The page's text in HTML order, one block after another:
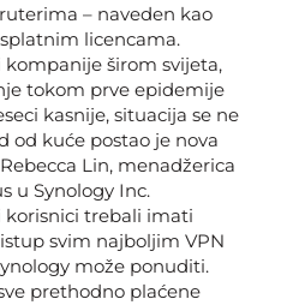
– naveden kao
licencama.
kompanije širom svijeta,
tokom prve epidemije
kasnije, situacija se ne
od kuće postao je nova
Lin, menadžerica
u Synology Inc.
korisnici trebali imati
svim najboljim VPN
može ponuditi.
prethodno plaćene